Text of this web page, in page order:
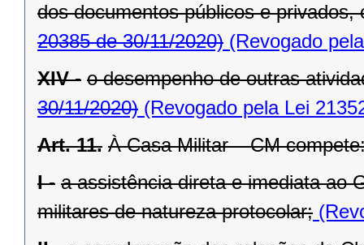
dos documentos públicos e privados,
20385 de 30/11/2020) (Revogado
XIV - o desempenho de outras
30/11/2020) (Revogado pela Lei
Art. 11. À Casa Militar – CM
I - a assistência direta e imediata ao
militares de natureza protocolar;